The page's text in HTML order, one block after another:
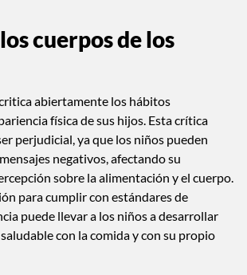
cuerpos de los
abiertamente los hábitos
física de sus hijos. Esta crítica
perjudicial, ya que los niños pueden
negativos, afectando su
sobre la alimentación y el cuerpo.
para cumplir con estándares de
puede llevar a los niños a desarrollar
con la comida y con su propio